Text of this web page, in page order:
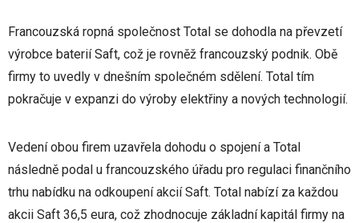
Francouzská ropná společnost Total se dohodla na převzetí
výrobce baterií Saft, což je rovněž francouzský podnik. Obě
firmy to uvedly v dnešním společném sdělení. Total tím
pokračuje v expanzi do výroby elektřiny a nových technologií.
Vedení obou firem uzavřela dohodu o spojení a Total
následně podal u francouzského úřadu pro regulaci finančního
trhu nabídku na odkoupení akcií Saft. Total nabízí za každou
akcii Saft 36,5 eura, což zhodnocuje základní kapitál firmy na